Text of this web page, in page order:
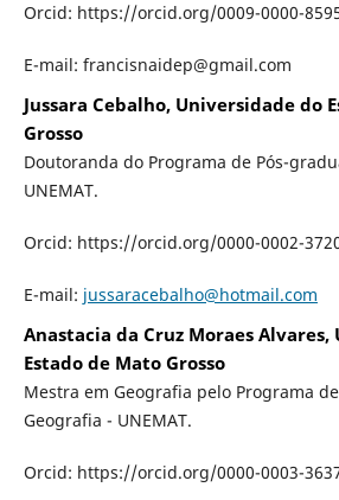
Orcid: https://orcid.org/0009-0000-
E-mail: francisnaidep@gmail.com
Jussara Cebalho, Universidade do
Grosso
Doutoranda do Programa de Pós-
UNEMAT.
Orcid: https://orcid.org/0000-0002-
E-mail: jussaracebalho@hotmail.com
Anastacia da Cruz Moraes
Estado de Mato Grosso
Mestra em Geografia pelo Programa
Geografia - UNEMAT.
Orcid: https://orcid.org/0000-0003-